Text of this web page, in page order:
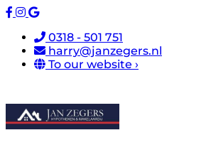
0318 - 501 751
harry@janzegers.nl
To our website ›